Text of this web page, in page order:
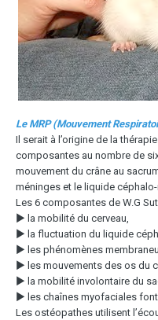
Le MRP (Mouvement
Il serait à l’origine de la
composantes au nombre de six
mouvement du crâne au
méninges et le liquide
Les 6 composantes de W.G
▶ la mobilité du cerveau,
▶ la fluctuation du liquide
▶ les phénomènes
▶ les mouvements des os du
▶ la mobilité involontaire du
▶ les chaînes myofaciales
Les ostéopathes utilisent